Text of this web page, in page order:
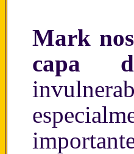
Mark
capa